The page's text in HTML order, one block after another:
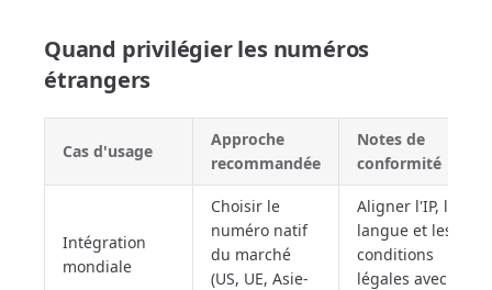
Quand privilégier les numéros
étrangers
Cas d'usage
Approche
recommandée
Notes de
conformité
Intégration
mondiale
Choisir le
numéro natif
du marché
(US, UE, Asie-
Aligner l'IP, la
langue et les
conditions
légales avec la